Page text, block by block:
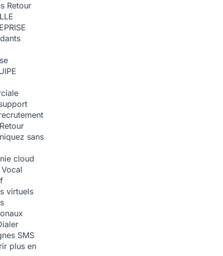
Retour
Retour
sans
cloud
virtuels
SMS
plus en